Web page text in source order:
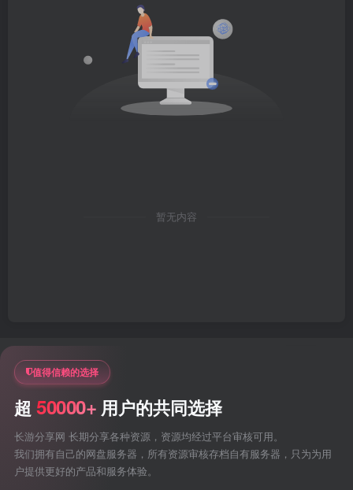
暂无内容
值得信赖的选择
超 50000+ 用户的共同选择
长游分享网 长期分享各种资源，资源均经过平台审核可用。
我们拥有自己的网盘服务器，所有资源审核存档自有服务器，只为为用
户提供更好的产品和服务体验。